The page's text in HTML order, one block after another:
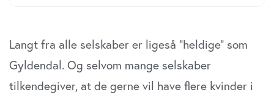
Langt fra alle selskaber er ligeså ”heldige” som
Gyldendal. Og selvom mange selskaber
tilkendegiver, at de gerne vil have flere kvinder i